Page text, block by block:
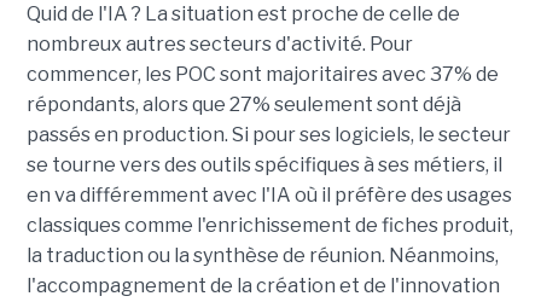
Quid de l'IA ? La situation est proche de celle de
nombreux autres secteurs d'activité. Pour
commencer, les POC sont majoritaires avec 37% de
répondants, alors que 27% seulement sont déjà
passés en production. Si pour ses logiciels, le secteur
se tourne vers des outils spécifiques à ses métiers, il
en va différemment avec l'IA où il préfère des usages
classiques comme l'enrichissement de fiches produit,
la traduction ou la synthèse de réunion. Néanmoins,
l'accompagnement de la création et de l'innovation